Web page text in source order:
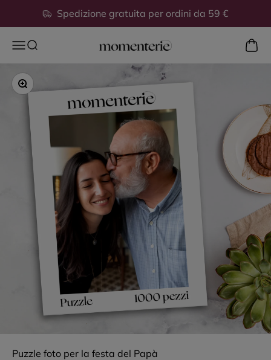
Vai al contenuto
Spedizione gratuita per ordini da 59 €
Apri il menu di navigazione
Mostra il menu di ricerca
Momenterie
Ingrandisci immagine
Puzzle foto per la festa del Papà